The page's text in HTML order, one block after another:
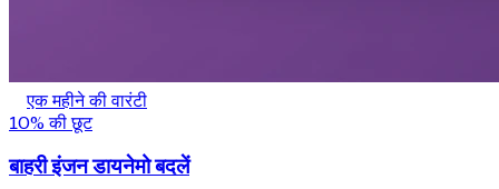
एक महीने की वारंटी
10% की छूट
बाहरी इंजन डायनेमो बदलें